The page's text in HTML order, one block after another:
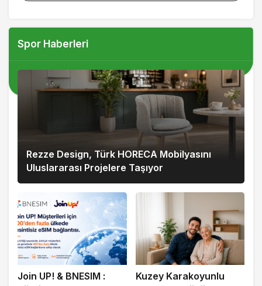
Spor Haberleri
Rezze Design, Türk HORECA Mobilyasını
Uluslararası Projelere Taşıyor
Join UP! & BNESIM :
Kuzey Karakoyunlu